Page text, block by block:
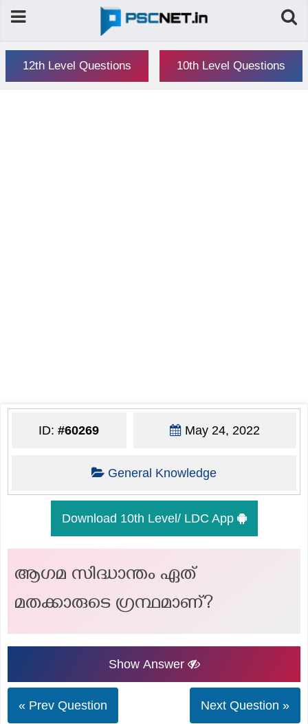
12th Level Questions 10th Level Questions
ID:#60269 May 24, 2022
General Knowledge
Download 10th Level/ LDC App
ആഗമ സിദ്ധാന്തം ഏത്
മതക്കാരുടെ ഗ്രന്ഥമാണ്?
Show Answer
« Prev Question Next Question »